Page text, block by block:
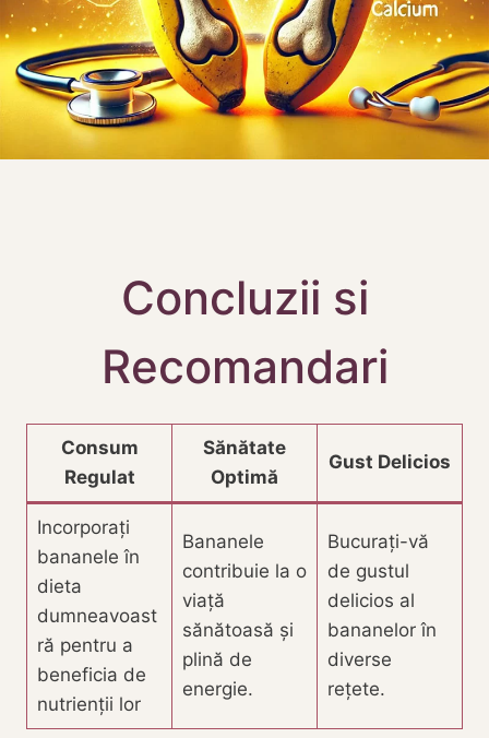
Concluzii si
Recomandari
Consum
Regulat
Sănătate
Optimă
Gust Delicios
Incorporați
bananele în
dieta
dumneavoast
ră pentru a
beneficia de
nutrienții lor
Bananele
contribuie la o
viață
sănătoasă și
plină de
energie.
Bucurați-vă
de gustul
delicios al
bananelor în
diverse
rețete.